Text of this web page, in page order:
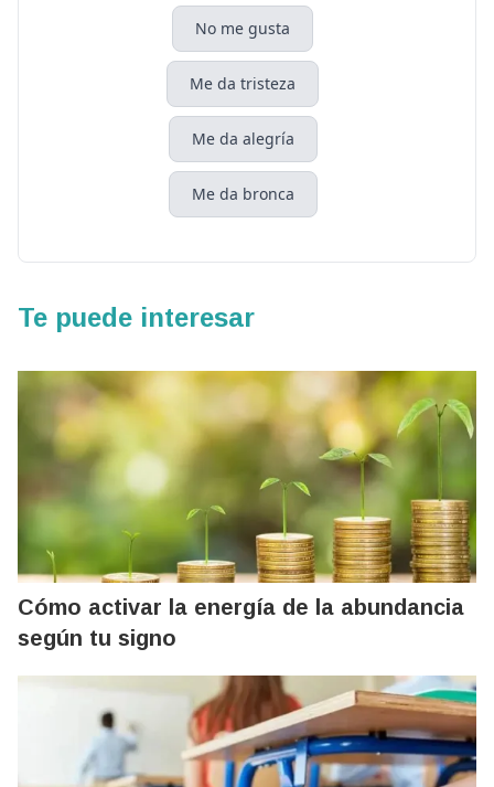
No me gusta
Me da tristeza
Me da alegría
Me da bronca
Te puede interesar
Cómo activar la energía de la abundancia
según tu signo